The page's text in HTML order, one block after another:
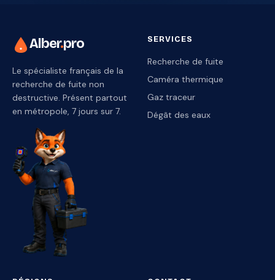
Alber.pro
Le spécialiste français de la
recherche de fuite non
destructive. Présent partout
en métropole, 7 jours sur 7.
SERVICES
Recherche de fuite
Caméra thermique
Gaz traceur
Dégât des eaux